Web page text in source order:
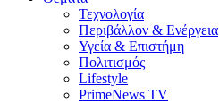
Τεχνολογία
Περιβάλλον & Ενέργεια
Υγεία & Επιστήμη
Πολιτισμός
Lifestyle
PrimeNews TV